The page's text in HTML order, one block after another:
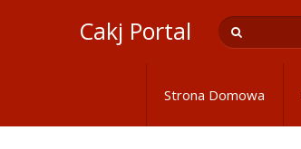
Cakj Portal
Strona Domowa